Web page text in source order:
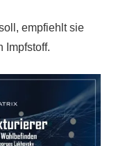
empfiehlt sie
Impfstoff.